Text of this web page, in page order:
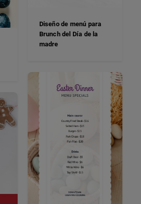
Diseño de menú para
Brunch del Día de la
madre